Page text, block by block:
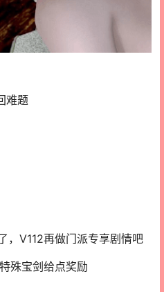
难题
，V112再做门派专享剧情吧
殊宝剑给点奖励